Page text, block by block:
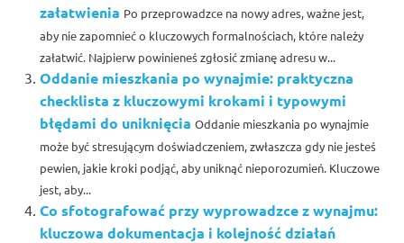
załatwienia Po przeprowadzce na nowy adres, ważne jest,
aby nie zapomnieć o kluczowych formalnościach, które należy
załatwić. Najpierw powinieneś zgłosić zmianę adresu w...
Oddanie mieszkania po wynajmie: praktyczna
checklista z kluczowymi krokami i typowymi
błędami do uniknięcia Oddanie mieszkania po wynajmie
może być stresującym doświadczeniem, zwłaszcza gdy nie jesteś
pewien, jakie kroki podjąć, aby uniknąć nieporozumień. Kluczowe
jest, aby...
Co sfotografować przy wyprowadzce z wynajmu:
kluczowa dokumentacja i kolejność działań